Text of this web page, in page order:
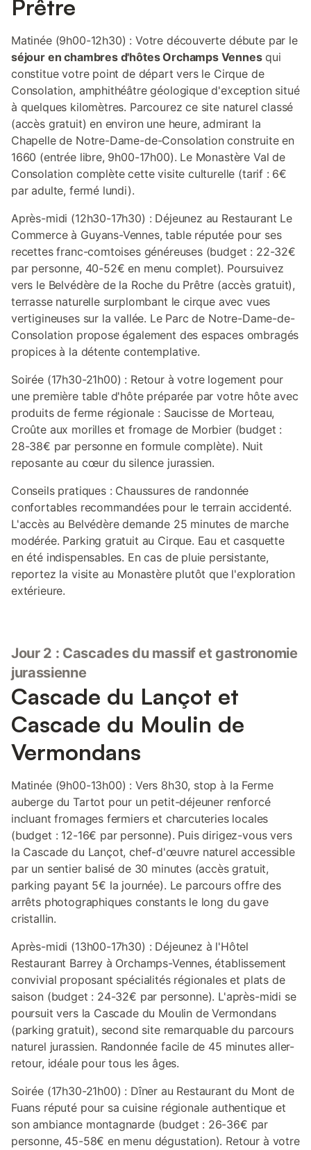
Prêtre
Matinée (9h00-12h30) : Votre découverte débute par le
séjour en chambres d'hôtes Orchamps Vennesqui
constitue votre point de départ vers le Cirque de
Consolation, amphithéâtre géologique d'exception situé
à quelques kilomètres. Parcourez ce site naturel classé
(accès gratuit) en environ une heure, admirant la
Chapelle de Notre-Dame-de-Consolation construite en
1660 (entrée libre, 9h00-17h00). Le Monastère Val de
Consolation complète cette visite culturelle (tarif : 6€
par adulte, fermé lundi).
Après-midi (12h30-17h30) : Déjeunez au Restaurant Le
Commerce à Guyans-Vennes, table réputée pour ses
recettes franc-comtoises généreuses (budget : 22-32€
par personne, 40-52€ en menu complet). Poursuivez
vers le Belvédère de la Roche du Prêtre (accès gratuit),
terrasse naturelle surplombant le cirque avec vues
vertigineuses sur la vallée. Le Parc de Notre-Dame-de-
Consolation propose également des espaces ombragés
propices à la détente contemplative.
Soirée (17h30-21h00) : Retour à votre logement pour
une première table d'hôte préparée par votre hôte avec
produits de ferme régionale : Saucisse de Morteau,
Croûte aux morilles et fromage de Morbier (budget :
28-38€ par personne en formule complète). Nuit
reposante au cœur du silence jurassien.
Conseils pratiques : Chaussures de randonnée
confortables recommandées pour le terrain accidenté.
L'accès au Belvédère demande 25 minutes de marche
modérée. Parking gratuit au Cirque. Eau et casquette
en été indispensables. En cas de pluie persistante,
reportez la visite au Monastère plutôt que l'exploration
extérieure.
Jour 2 : Cascades du massif et gastronomie
jurassienne
Cascade du Lançot et
Cascade du Moulin de
Vermondans
Matinée (9h00-13h00) : Vers 8h30, stop à la Ferme
auberge du Tartot pour un petit-déjeuner renforcé
incluant fromages fermiers et charcuteries locales
(budget : 12-16€ par personne). Puis dirigez-vous vers
la Cascade du Lançot, chef-d'œuvre naturel accessible
par un sentier balisé de 30 minutes (accès gratuit,
parking payant 5€ la journée). Le parcours offre des
arrêts photographiques constants le long du gave
cristallin.
Après-midi (13h00-17h30) : Déjeunez à l'Hôtel
Restaurant Barrey à Orchamps-Vennes, établissement
convivial proposant spécialités régionales et plats de
saison (budget : 24-32€ par personne). L'après-midi se
poursuit vers la Cascade du Moulin de Vermondans
(parking gratuit), second site remarquable du parcours
naturel jurassien. Randonnée facile de 45 minutes aller-
retour, idéale pour tous les âges.
Soirée (17h30-21h00) : Dîner au Restaurant du Mont de
Fuans réputé pour sa cuisine régionale authentique et
son ambiance montagnarde (budget : 26-36€ par
personne, 45-58€ en menu dégustation). Retour à votre